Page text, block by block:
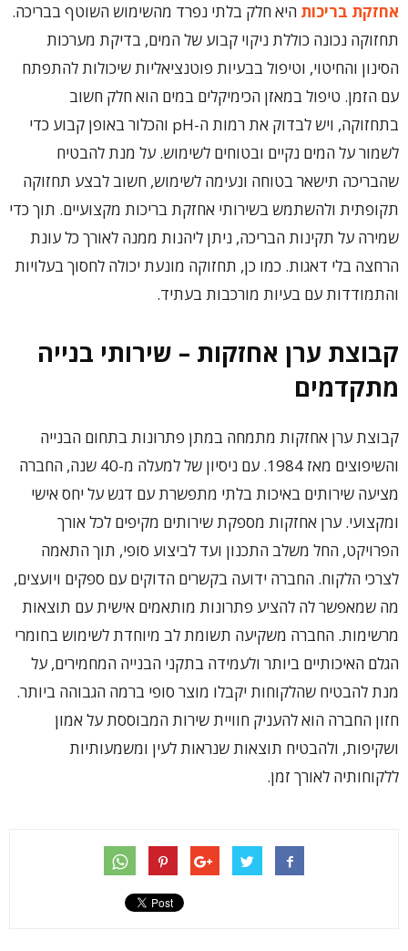
אחזקת בריכות היא חלק בלתי נפרד מהשימוש השוטף בבריכה.
תחזוקה נכונה כוללת ניקוי קבוע של המים, בדיקת מערכות
הסינון והחיטוי, וטיפול בבעיות פוטנציאליות שיכולות להתפתח
עם הזמן. טיפול במאזן הכימיקלים במים הוא חלק חשוב
בתחזוקה, ויש לבדוק את רמות ה-pH והכלור באופן קבוע כדי
לשמור על המים נקיים ובטוחים לשימוש. על מנת להבטיח
שהבריכה תישאר בטוחה ונעימה לשימוש, חשוב לבצע תחזוקה
תקופתית ולהשתמש בשירותי אחזקת בריכות מקצועיים. תוך כדי
שמירה על תקינות הבריכה, ניתן ליהנות ממנה לאורך כל עונת
הרחצה בלי דאגות. כמו כן, תחזוקה מונעת יכולה לחסוך בעלויות
והתמודדות עם בעיות מורכבות בעתיד.
קבוצת ערן אחזקות – שירותי בנייה
מתקדמים
קבוצת ערן אחזקות מתמחה במתן פתרונות בתחום הבנייה
והשיפוצים מאז 1984. עם ניסיון של למעלה מ-40 שנה, החברה
מציעה שירותים באיכות בלתי מתפשרת עם דגש על יחס אישי
ומקצועי. ערן אחזקות מספקת שירותים מקיפים לכל אורך
הפרויקט, החל משלב התכנון ועד לביצוע סופי, תוך התאמה
לצרכי הלקוח. החברה ידועה בקשרים הדוקים עם ספקים ויועצים,
מה שמאפשר לה להציע פתרונות מותאמים אישית עם תוצאות
מרשימות. החברה משקיעה תשומת לב מיוחדת לשימוש בחומרי
הגלם האיכותיים ביותר ולעמידה בתקני הבנייה המחמירים, על
מנת להבטיח שהלקוחות יקבלו מוצר סופי ברמה הגבוהה ביותר.
חזון החברה הוא להעניק חוויית שירות המבוססת על אמון
ושקיפות, ולהבטיח תוצאות שנראות לעין ומשמעותיות
ללקוחותיה לאורך זמן.